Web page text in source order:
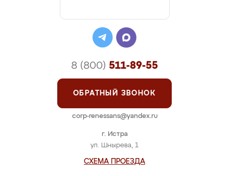
г. Истра
ул. Шнырева, 1
СХЕМА ПРОЕЗДА
8 (800) 511-89-55
ОБРАТНЫЙ ЗВОНОК
corp-renessans@yandex.ru